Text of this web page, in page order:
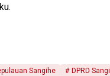
Sangihe DPRD